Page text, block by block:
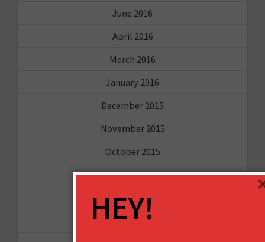
June 2016
April 2016
March 2016
January 2016
December 2015
November 2015
October 2015
September 2015
February 2015
January 2015
HEY!